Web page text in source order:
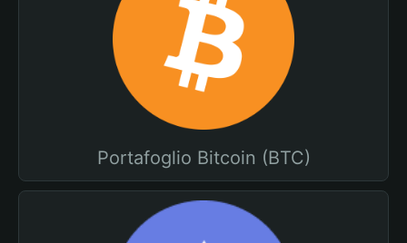
Portafoglio Bitcoin (BTC)